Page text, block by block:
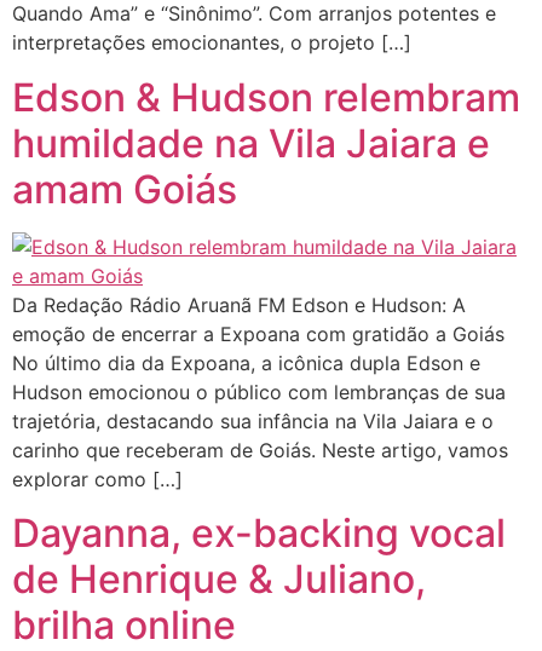
Quando Ama” e “Sinônimo”. Com arranjos potentes e
interpretações emocionantes, o projeto […]
Edson & Hudson relembram
humildade na Vila Jaiara e
amam Goiás
Da Redação Rádio Aruanã FM Edson e Hudson: A
emoção de encerrar a Expoana com gratidão a Goiás
No último dia da Expoana, a icônica dupla Edson e
Hudson emocionou o público com lembranças de sua
trajetória, destacando sua infância na Vila Jaiara e o
carinho que receberam de Goiás. Neste artigo, vamos
explorar como […]
Dayanna, ex-backing vocal
de Henrique & Juliano,
brilha online